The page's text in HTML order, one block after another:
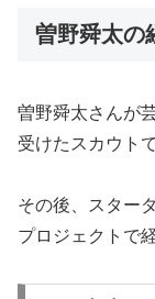
曽野舜太の
曽野舜太さんが
受けたスカウト
その後、スター
プロジェクトで